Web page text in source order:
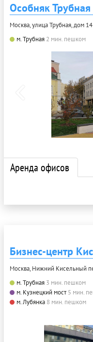
Особняк
Москва, улица Трубная, дом 14
м. Трубная 2 мин. пешком
Аренда офисов
Бизнес-центр
Москва, Нижний Кисельный
м. Трубная 3 мин. пешком
м. Кузнецкий мост 5 мин.
м. Лубянка 8 мин. пешком